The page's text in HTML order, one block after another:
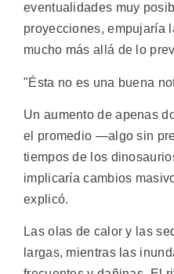
eventualidades muy
proyecciones, empujaría
mucho más allá de lo
"Ésta no es una buena
Un aumento de apenas
el promedio —algo sin
tiempos de los
implicaría cambios
explicó.
Las olas de calor y las
largas, mientras las